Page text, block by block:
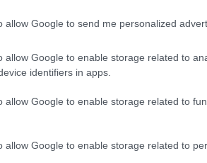
allow Google to send me personalized
allow Google to enable storage related to
identifiers in apps.
allow Google to enable storage related to
allow Google to enable storage related to